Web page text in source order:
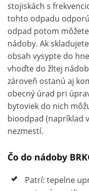
stojiskách s
tohto odpadu
odpad potom
nádoby. Ak
obsah vysypte do
vhoďte do žltej
zároveň ostanú aj
obecný úrad pri
bytoviek do nich
bioodpad (napríklad
nezmestí.
Čo do nádoby
Patrí: tepelne